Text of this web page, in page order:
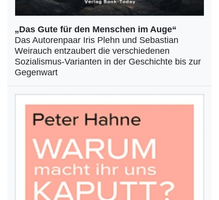
„Das Gute für den Menschen im Auge“
Das Autorenpaar Iris Plehn und Sebastian
Weirauch entzaubert die verschiedenen
Sozialismus-Varianten in der Geschichte bis zur
Gegenwart